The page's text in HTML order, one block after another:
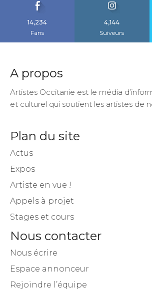
14,234
Fans
4,144
Suiveurs
A propos
Artistes Occitanie est le média
et culturel qui soutient les artistes de
Plan du site
Actus
Expos
Artiste en vue !
Appels à projet
Stages et cours
Nous contacter
Nous écrire
Espace annonceur
Rejoindre l’équipe